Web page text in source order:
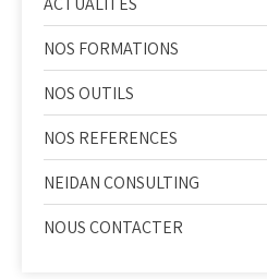
NOS FORMATIONS
NOS OUTILS
NOS REFERENCES
NEIDAN CONSULTING
NOUS CONTACTER